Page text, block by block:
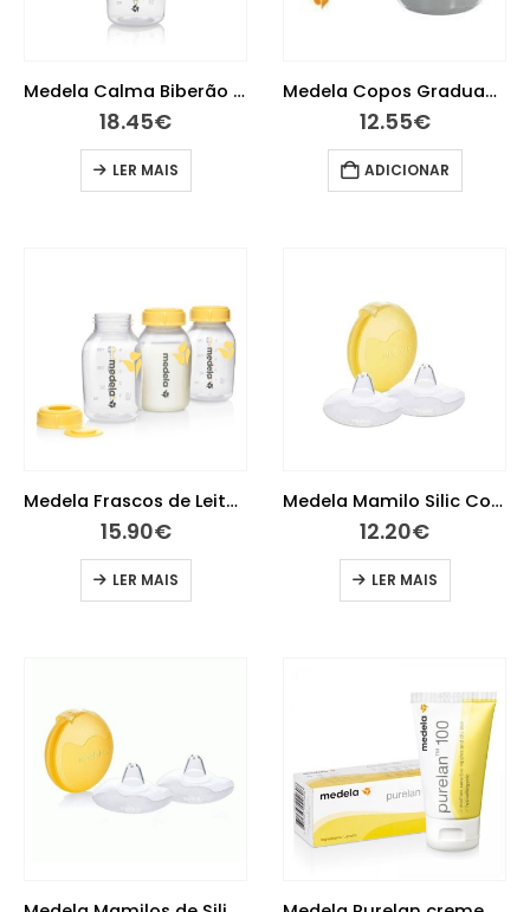
Medela Calma Biberão + Tetina 150 ml
18.45€
LER MAIS
Medela Copos Graduados para Bebés 10 unidades
12.55€
ADICIONAR
Medela Frascos de Leite 150 ml 3 unidades
15.90€
LER MAIS
Medela Mamilo Silic Contact S X2 x
12.20€
LER MAIS